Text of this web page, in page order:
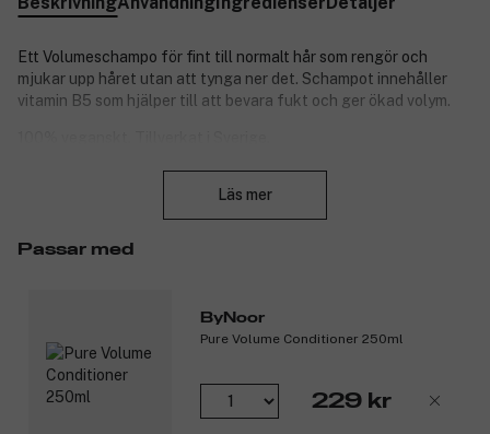
Ett Volumeschampo för fint till normalt hår som rengör och
mjukar upp håret utan att tynga ner det. Schampot innehåller
vitamin B5 som hjälper till att bevara fukt och ger ökad volym.
Doft: Plum Bergamot.
Produktnummer:
Läs mer
Passar med
ByNoor
Pure Volume Conditioner 250ml
229 kr